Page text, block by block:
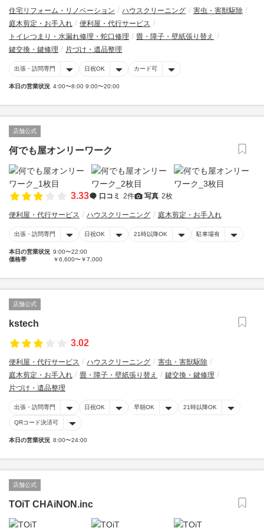
住宅リフォーム・リノベーション ハウスクリーニング
害虫・害獣駆除
庭木剪定・お手入れ
便利屋・代行サービス
トイレつまり・水漏れ修理・蛇口修理
畳・障子・壁紙張り替え
鍵交換・鍵修理
片づけ・遺品整理
出張・訪問専門 日祝OK カード可
本日の営業状況 4:00〜8:00 9:00〜20:00
店舗公式
何でも屋オンリーワーク
3.33 口コミ 2件 写真 2枚
便利屋・代行サービス ハウスクリーニング 庭木剪定・お手入れ
出張・訪問専門 日祝OK 21時以降OK 駐車場有
本日の営業状況 9:00〜22:00
価格帯
￥6,600〜￥7,000
店舗公式
kstech
3.02
便利屋・代行サービス ハウスクリーニング
害虫・害獣駆除
庭木剪定・お手入れ
畳・障子・壁紙張り替え
鍵交換・鍵修理
片づけ・遺品整理
出張・訪問専門 日祝OK 早朝OK 21時以降OK
QRコード決済可
本日の営業状況 8:00〜24:00
店舗公式
TOiT CHAiNON.inc